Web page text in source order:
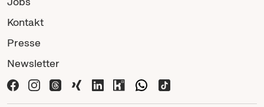
Kontakt
Presse
Newsletter